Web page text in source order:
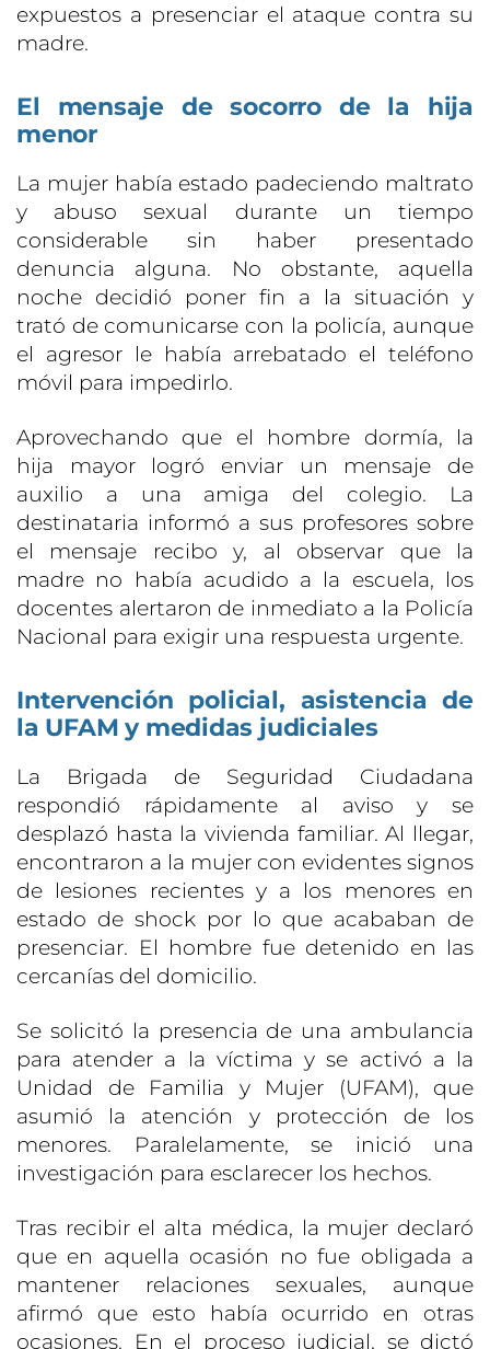
expuestos a presenciar el ataque contra su
madre.
El mensaje de socorro de la hija
menor
La mujer había estado padeciendo maltrato
y abuso sexual durante un tiempo
considerable sin haber presentado
denuncia alguna. No obstante, aquella
noche decidió poner fin a la situación y
trató de comunicarse con la policía, aunque
el agresor le había arrebatado el teléfono
móvil para impedirlo.
Aprovechando que el hombre dormía, la
hija mayor logró enviar un mensaje de
auxilio a una amiga del colegio. La
destinataria informó a sus profesores sobre
el mensaje recibo y, al observar que la
madre no había acudido a la escuela, los
docentes alertaron de inmediato a la Policía
Nacional para exigir una respuesta urgente.
Intervención policial, asistencia de
la UFAM y medidas judiciales
La Brigada de Seguridad Ciudadana
respondió rápidamente al aviso y se
desplazó hasta la vivienda familiar. Al llegar,
encontraron a la mujer con evidentes signos
de lesiones recientes y a los menores en
estado de shock por lo que acababan de
presenciar. El hombre fue detenido en las
cercanías del domicilio.
Se solicitó la presencia de una ambulancia
para atender a la víctima y se activó a la
Unidad de Familia y Mujer (UFAM), que
asumió la atención y protección de los
menores. Paralelamente, se inició una
investigación para esclarecer los hechos.
Tras recibir el alta médica, la mujer declaró
que en aquella ocasión no fue obligada a
mantener relaciones sexuales, aunque
afirmó que esto había ocurrido en otras
ocasiones. En el proceso judicial, se dictó